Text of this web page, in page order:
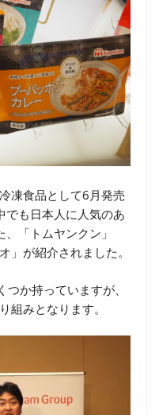
凍食品として6月発売
でも日本人に人気のあ
「トムヤンクン」
」が紹介されました。
か持っていますが、
組みとなります。